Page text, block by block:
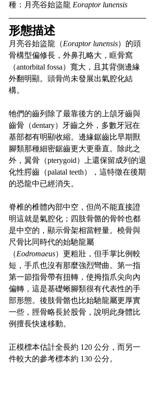
種：月亮谷始盜龍 Eoraptor lunensis
形態描述
月亮谷始盜龍（Eoraptor lunensis）的頭
骨構型偏修長，外鼻孔略大，眶骨窩
（antorbital fossa）寬大，且其背側邊緣
外翻明顯。頭骨尚未發展出氣腔化結
構。
牠們的齒列除了最靠後方的上頜牙齒與
齒骨（dentary）牙齒之外，多數牙冠在
基部都有明顯收縮。邊緣鋸齒比早期獸
腳類那種細密鋸齒更大更垂直。除此之
外，翼骨（pterygoid）上還保留成列的退
化性腭齒（palatal teeth），這特徵在後期
的恐龍中已經消失。
脊椎的椎體內部中空，但尚不能直接證
明這就是氣腔化；四肢骨骼的骨幹也都
是中空的，顯示骨架相當輕量。橈骨與
尺骨比同時代的始馳龍屬
（Eodromaeus）更粗壯，但手掌比例較
短，手爪也沒有那麼強烈彎曲。第一指
第一節指骨帶有扭轉，使拇指爪尖向內
偏轉，這是基礎蜥腳類很有代表性的手
部形態。後肢骨骼也比始馳龍屬更厚實
一些，脛骨略長於股骨，說明此身體比
例擅長快速移動。
正模標本估計全長約 120 公分，而另一
件較大的參考標本約 130 公分。